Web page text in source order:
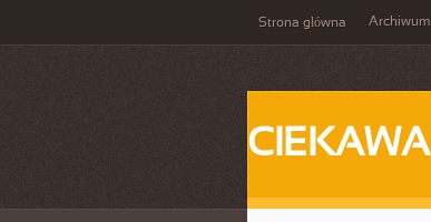
Strona główna Archiwum
CIEKAWA